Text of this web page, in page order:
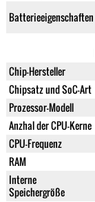
Batterieeigenschaften
Chip-Hersteller
Chipsatz und SoC-Art
Prozessor-Modell
Anzhal der CPU-Kerne
CPU-Frequenz
RAM
Interne
Speichergröße